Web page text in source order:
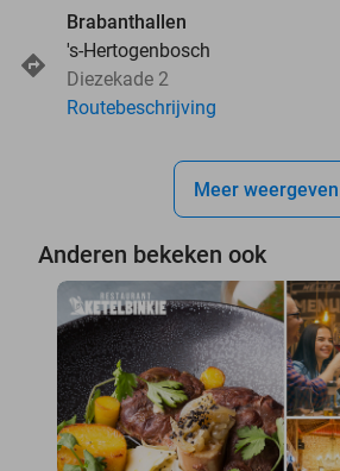
Brabanthallen
's-Hertogenbosch
Diezekade 2
Routebeschrijving
Meer weergeven
Anderen bekeken ook